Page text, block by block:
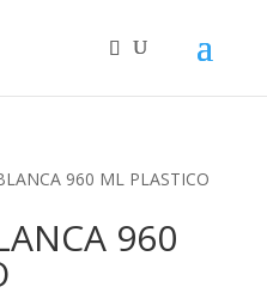
960 ML PLASTICO
960